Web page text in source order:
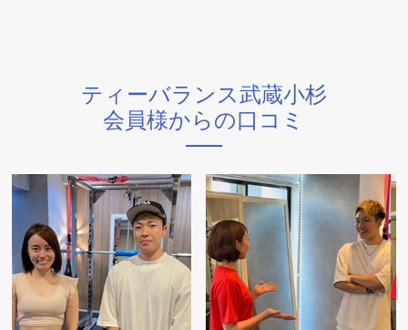
ティーバランス武蔵小杉
会員様からの口コミ